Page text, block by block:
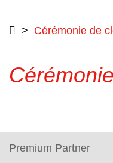
> Cérémonie de
Premium Partner